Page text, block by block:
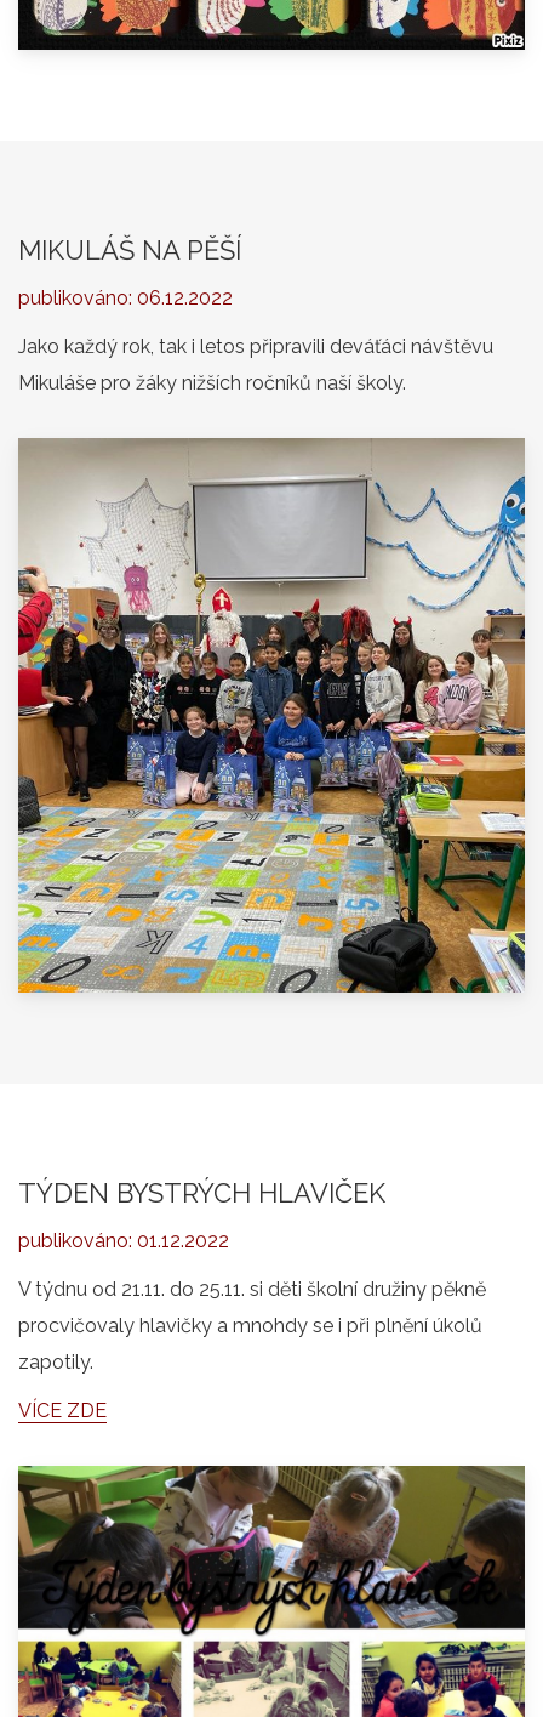
MIKULÁŠ NA PĚŠÍ
publikováno: 06.12.2022
Jako každý rok, tak i letos připravili deváťáci návštěvu
Mikuláše pro žáky nižších ročníků naší školy.
TÝDEN BYSTRÝCH HLAVIČEK
publikováno: 01.12.2022
V týdnu od 21.11. do 25.11. si děti školní družiny pěkně
procvičovaly hlavičky a mnohdy se i při plnění úkolů
zapotily.
VÍCE ZDE